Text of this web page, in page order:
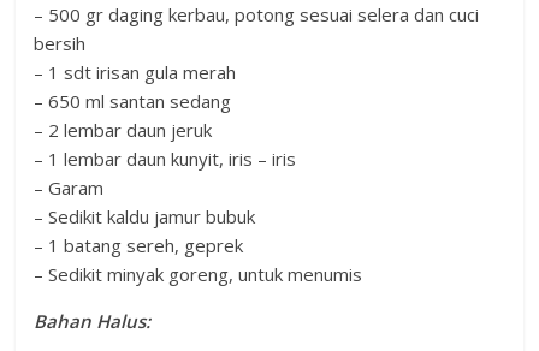
– 500 gr daging kerbau, potong sesuai selera dan cuci
bersih
– 1 sdt irisan gula merah
– 650 ml santan sedang
– 2 lembar daun jeruk
– 1 lembar daun kunyit, iris – iris
– Garam
– Sedikit kaldu jamur bubuk
– 1 batang sereh, geprek
– Sedikit minyak goreng, untuk menumis
Bahan Halus: